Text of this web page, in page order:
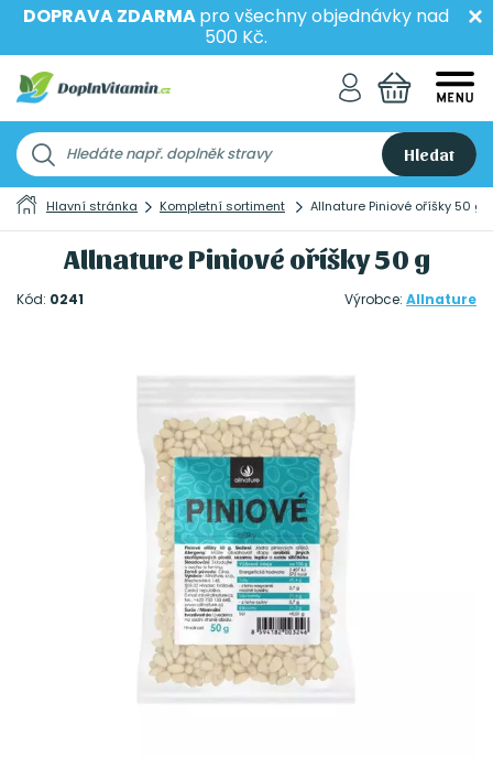
DOPRAVA ZDARMApro všechny objednávky nad
500 Kč.
Hledat
Hlavní stránka Kompletní sortiment Allnature Piniové oříšky 50 g
Allnature Piniové oříšky 50 g
Kód: 0241 Výrobce: Allnature